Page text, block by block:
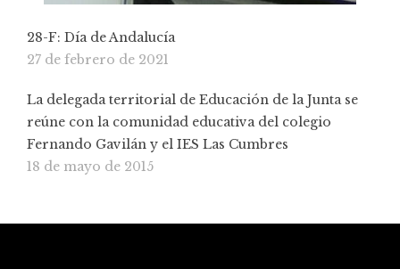
28-F: Día de Andalucía
27 de febrero de 2021
La delegada territorial de Educación de la Junta se
reúne con la comunidad educativa del colegio
Fernando Gavilán y el IES Las Cumbres
18 de mayo de 2015